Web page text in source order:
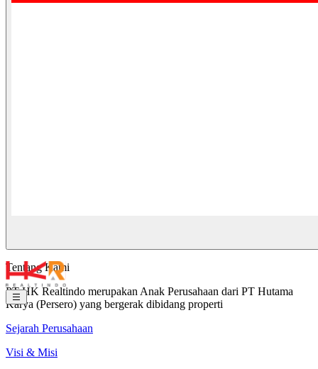
Tentang Kami
PT HK Realtindo merupakan Anak Perusahaan dari PT Hutama
Karya (Persero) yang bergerak dibidang properti
Sejarah Perusahaan
Visi & Misi